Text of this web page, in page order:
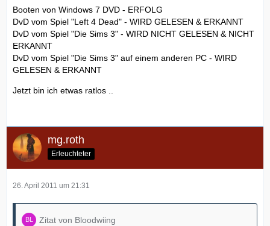
Booten von Windows 7 DVD - ERFOLG
DvD vom Spiel "Left 4 Dead" - WIRD GELESEN & ERKANNT
DvD vom Spiel "Die Sims 3" - WIRD NICHT GELESEN & NICHT
ERKANNT
DvD vom Spiel "Die Sims 3" auf einem anderen PC - WIRD
GELESEN & ERKANNT
Jetzt bin ich etwas ratlos ..
mg.roth
Erleuchteter
26. April 2011 um 21:31
Zitat von Bloodwiing